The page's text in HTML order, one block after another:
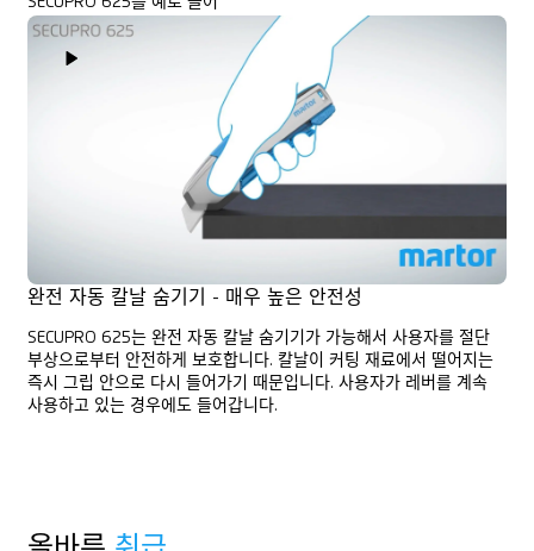
완전 자동 칼날 숨기기 - 매우 높은 안전성
SECUPRO 625는 완전 자동 칼날 숨기기가 가능해서 사용자를 절단
부상으로부터 안전하게 보호합니다. 칼날이 커팅 재료에서 떨어지는
즉시 그립 안으로 다시 들어가기 때문입니다. 사용자가 레버를 계속
사용하고 있는 경우에도 들어갑니다.
Play Video